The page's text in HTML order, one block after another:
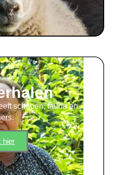
schapen, fauna en
hier